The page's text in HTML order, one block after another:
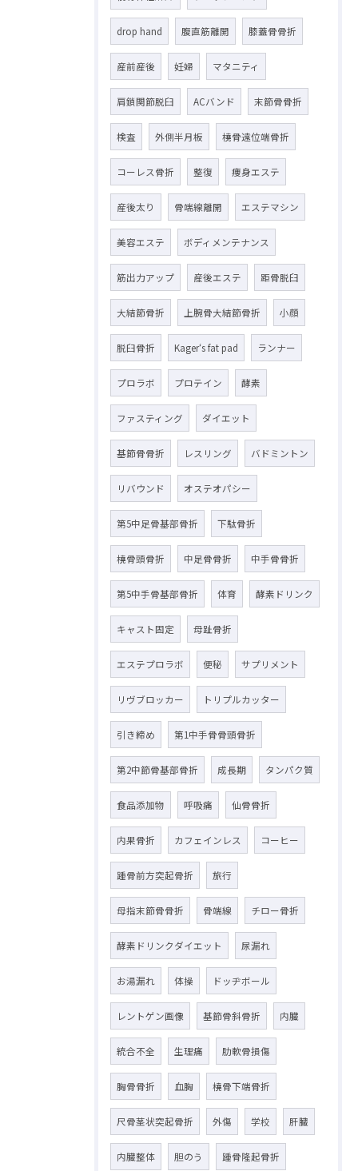
drop hand 腹直筋離開 膝蓋骨骨折
産前産後 妊婦 マタニティ
肩鎖関節脱臼 ACバンド 末節骨骨折
検査 外側半月板 橈骨遠位端骨折
コーレス骨折 整復 痩身エステ
産後太り 骨端線離開 エステマシン
美容エステ ボディメンテナンス
筋出力アップ 産後エステ 距骨脱臼
大結節骨折 上腕骨大結節骨折 小顔
脱臼骨折 Kager‘s fat pad ランナー
プロラボ プロテイン 酵素
ファスティング ダイエット
基節骨骨折 レスリング バドミントン
リバウンド オステオパシー
第5中足骨基部骨折 下駄骨折
橈骨頭骨折 中足骨骨折 中手骨骨折
第5中手骨基部骨折 体育 酵素ドリンク
キャスト固定 母趾骨折
エステプロラボ 便秘 サプリメント
リヴブロッカー トリプルカッター
引き締め 第1中手骨骨頭骨折
第2中節骨基部骨折 成長期 タンパク質
食品添加物 呼吸痛 仙骨骨折
内果骨折 カフェインレス コーヒー
踵骨前方突起骨折 旅行
母指末節骨骨折 骨端線 チロー骨折
酵素ドリンクダイエット 尿漏れ
お湯漏れ 体操 ドッヂボール
レントゲン画像 基節骨斜骨折 内臓
統合不全 生理痛 肋軟骨損傷
胸骨骨折 血胸 橈骨下端骨折
尺骨茎状突起骨折 外傷 学校 肝臓
内臓整体 胆のう 踵骨隆起骨折